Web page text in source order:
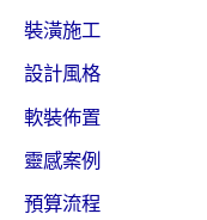
裝潢施工
設計風格
軟裝佈置
靈感案例
預算流程